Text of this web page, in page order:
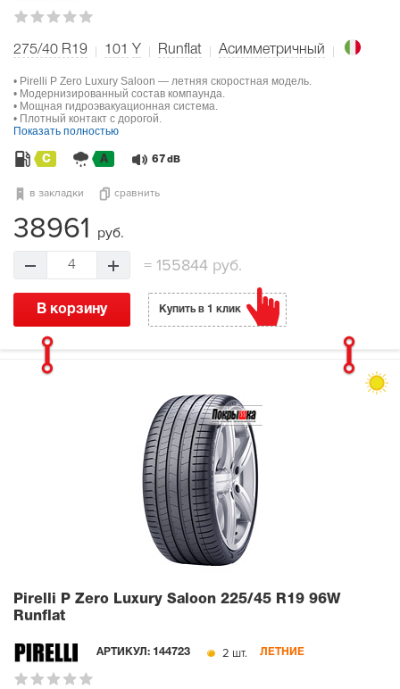
275/40 R19 101 Y Runflat Асимметричный
• Pirelli P Zero Luxury Saloon — летняя скоростная модель.
• Модернизированный состав компаунда.
• Мощная гидроэвакуационная система.
• Плотный контакт с дорогой.
Показать полностью
C A 67 dB
в закладки сравнить
38961 руб.
4 =155844 руб.
В корзину Купить в 1 клик
Pirelli P Zero Luxury Saloon 225/45 R19 96W
Runflat
АРТИКУЛ: 144723 2 шт. ЛЕТНИЕ